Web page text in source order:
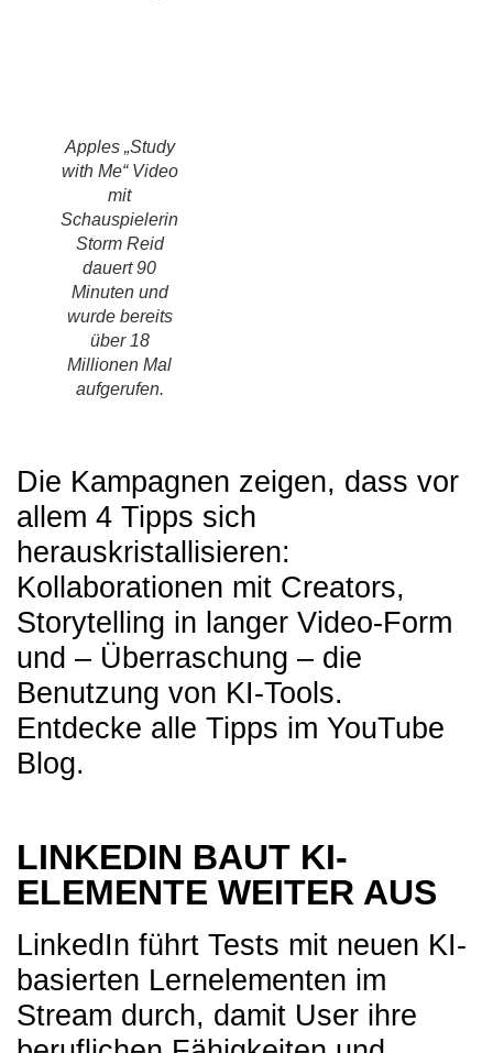
Apples „Study
with Me“ Video
mit
Schauspielerin
Storm Reid
dauert 90
Minuten und
wurde bereits
über 18
Millionen Mal
aufgerufen.
Die Kampagnen zeigen, dass vor
allem 4 Tipps sich
herauskristallisieren:
Kollaborationen mit Creators,
Storytelling in langer Video-Form
und – Überraschung – die
Benutzung von KI-Tools.
Entdecke alle Tipps im YouTube
Blog.
LINKEDIN BAUT KI-
ELEMENTE WEITER AUS
LinkedIn führt Tests mit neuen KI-
basierten Lernelementen im
Stream durch, damit User ihre